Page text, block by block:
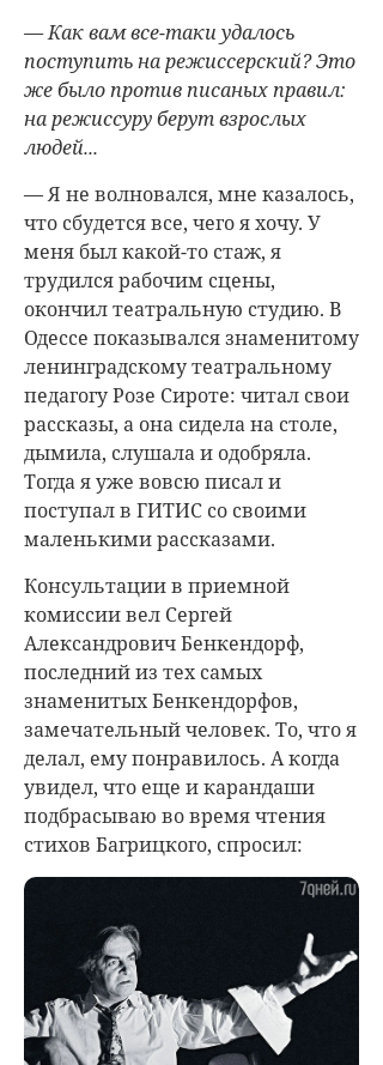
— Как вам все-таки удалось
поступить на режиссерский? Это
же было против писаных правил:
на режиссуру берут взрослых
людей...
— Я не волновался, мне казалось,
что сбудется все, чего я хочу. У
меня был какой-то стаж, я
трудился рабочим сцены,
окончил театральную студию. В
Одессе показывался знаменитому
ленинградскому театральному
педагогу Розе Сироте: читал свои
рассказы, а она сидела на столе,
дымила, слушала и одобряла.
Тогда я уже вовсю писал и
поступал в ГИТИС со своими
маленькими рассказами.
Консультации в приемной
комиссии вел Сергей
Александрович Бенкендорф,
последний из тех самых
знаменитых Бенкендорфов,
замечательный человек. То, что я
делал, ему понравилось. А когда
увидел, что еще и карандаши
подбрасываю во время чтения
стихов Багрицкого, спросил: